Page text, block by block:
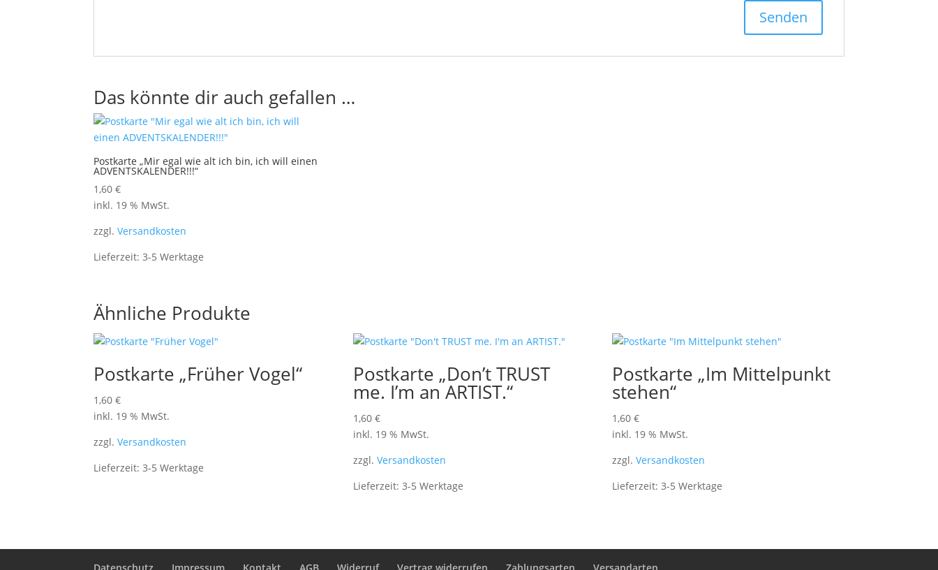
Das könnte dir auch gefallen …
Postkarte „Mir egal wie alt ich bin, ich will einen
ADVENTSKALENDER!!!“
1,60€
inkl. 19 % MwSt.
zzgl.Versandkosten
Lieferzeit:3-5 Werktage
Ähnliche Produkte
Postkarte „Früher Vogel“
1,60€
inkl. 19 % MwSt.
zzgl.Versandkosten
Lieferzeit:3-5 Werktage
Postkarte „Don’t TRUST
me. I’m an ARTIST.“
1,60 €
inkl. 19 % MwSt.
zzgl. Versandkosten
Lieferzeit: 3-5 Werktage
Postkarte „Im Mittelpunkt
stehen“
1,60€
inkl. 19 % MwSt.
zzgl.Versandkosten
Lieferzeit:3-5 Werktage